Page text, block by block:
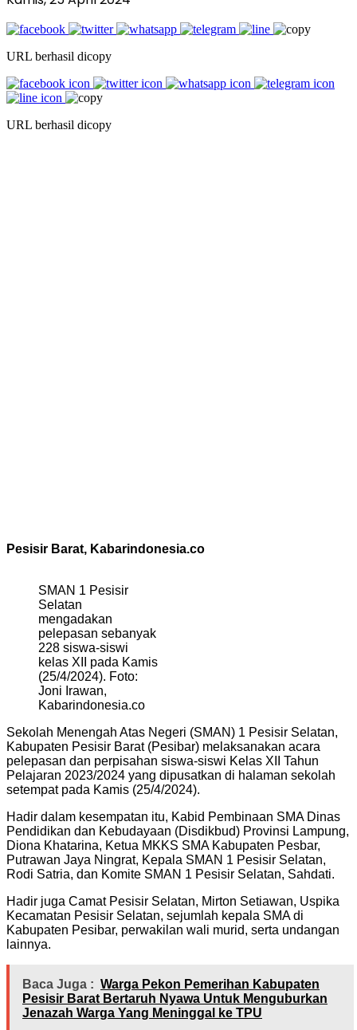
URL berhasil dicopy
URL berhasil dicopy
Pesisir Barat, Kabarindonesia.co
SMAN 1 Pesisir
Selatan
mengadakan
pelepasan sebanyak
228 siswa-siswi
kelas XII pada Kamis
(25/4/2024). Foto:
Joni Irawan,
Kabarindonesia.co
Sekolah Menengah Atas Negeri (SMAN) 1 Pesisir Selatan,
Kabupaten Pesisir Barat (Pesibar) melaksanakan acara
pelepasan dan perpisahan siswa-siswi Kelas XII Tahun
Pelajaran 2023/2024 yang dipusatkan di halaman sekolah
setempat pada Kamis (25/4/2024).
Hadir dalam kesempatan itu, Kabid Pembinaan SMA Dinas
Pendidikan dan Kebudayaan (Disdikbud) Provinsi Lampung,
Diona Khatarina, Ketua MKKS SMA Kabupaten Pesbar,
Putrawan Jaya Ningrat, Kepala SMAN 1 Pesisir Selatan,
Rodi Satria, dan Komite SMAN 1 Pesisir Selatan, Sahdati.
Hadir juga Camat Pesisir Selatan, Mirton Setiawan, Uspika
Kecamatan Pesisir Selatan, sejumlah kepala SMA di
Kabupaten Pesibar, perwakilan wali murid, serta undangan
lainnya.
Baca Juga : Warga Pekon Pemerihan Kabupaten
Pesisir Barat Bertaruh Nyawa Untuk Menguburkan
Jenazah Warga Yang Meninggal ke TPU